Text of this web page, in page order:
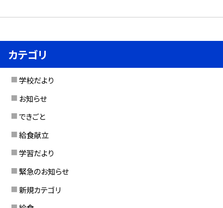
カテゴリ
学校だより
お知らせ
できごと
給食献立
学習だより
緊急のお知らせ
新規カテゴリ